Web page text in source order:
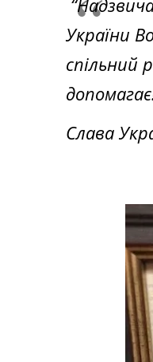
України
спільний
Слава